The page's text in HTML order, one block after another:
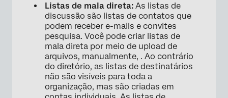
Listas de mala direta: As listas de
discussão são listas de contatos que
podem receber e-mails e convites
pesquisa. Você pode criar listas de
mala direta por meio de upload de
arquivos, manualmente, . Ao contrário
do diretório, as listas de destinatários
não são visíveis para toda a
organização, mas são criadas em